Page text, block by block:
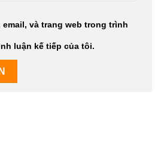
và trang web trong trình
luận kế tiếp của tôi.